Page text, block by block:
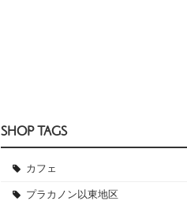
SHOP TAGS
カフェ
プラカノン以東地区